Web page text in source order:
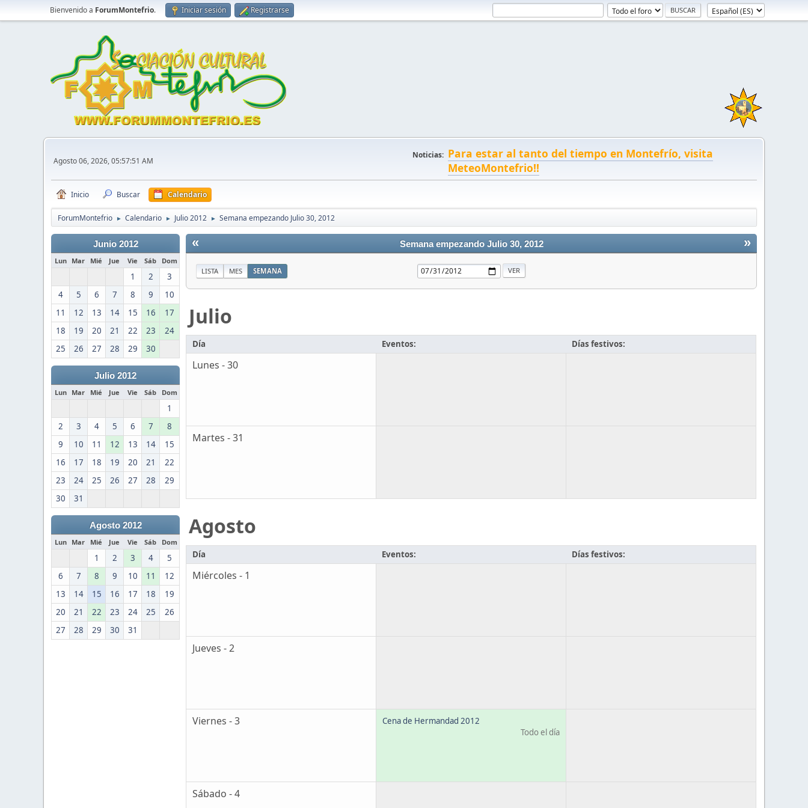
Bienvenido a ForumMontefrio. Iniciar sesión Registrarse
Agosto 06, 2026, 05:57:51 AM
Noticias: Para estar al tanto del tiempo en Montefrío, visita
MeteoMontefrio!!
Inicio Buscar Calendario
ForumMontefrio ► Calendario ► Julio 2012 ► Semana empezando Julio 30, 2012
Junio 2012
Lun Mar Mié Jue Vie Sáb Dom
1 2
3
4
5 6 7 8 9
10
11
12 13 14 15 16
17
18
19 20 21 22 23
24
25
26 27 28 29 30
Julio 2012
Lun Mar Mié Jue Vie Sáb Dom
1
2
3 4 5 6 7
8
9
10 11 12 13 14
15
16
17 18 19 20 21
22
23
24 25 26 27 28
29
30
31
Agosto 2012
Lun Mar Mié Jue Vie Sáb Dom
1 2 3 4
5
6
7 8 9 10 11
12
13
14 15 16 17 18
19
20
21 22 23 24 25
26
27
28 29 30 31
« »
Semana empezando Julio 30, 2012
LISTA MES SEMANA
Julio
Día Eventos: Días festivos:
Lunes - 30
Martes - 31
Agosto
Día Eventos: Días festivos:
Miércoles - 1
Jueves - 2
Viernes - 3
Cena de Hermandad 2012
Todo el día
Sábado - 4